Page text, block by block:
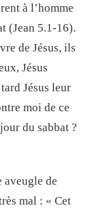
à l’homme
(Jean 5.1-16).
de Jésus, ils
Jésus
Jésus leur
moi de ce
du sabbat ?
aveugle de
mal : « Cet